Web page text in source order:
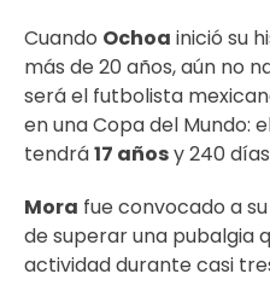
Cuando Ochoa inició su
más de 20 años, aún no
será el futbolista
en una Copa del Mundo:
tendrá17 añosy 240
Mora fue convocado a su
de superar una pubalgia
actividad durante casi